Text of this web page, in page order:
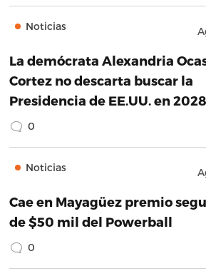
Noticias
La demócrata Alexandria
Cortez no descarta buscar la
Presidencia de EE.UU. en 2028
0
Noticias
Cae en Mayagüez premio
de $50 mil del Powerball
0